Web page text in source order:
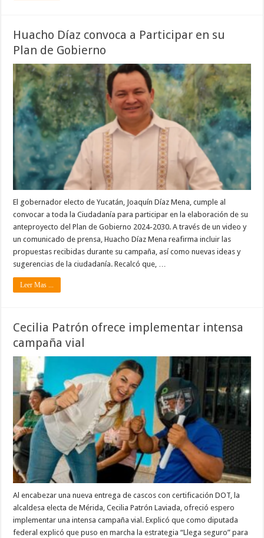
Huacho Díaz convoca a Participar en su
Plan de Gobierno
El gobernador electo de Yucatán, Joaquín Díaz Mena, cumple al
convocar a toda la Ciudadanía para participar en la elaboración de su
anteproyecto del Plan de Gobierno 2024-2030. A través de un video y
un comunicado de prensa, Huacho Díaz Mena reafirma incluir las
propuestas recibidas durante su campaña, así como nuevas ideas y
sugerencias de la ciudadanía. Recalcó que, …
Leer Mas ...
Cecilia Patrón ofrece implementar intensa
campaña vial
Al encabezar una nueva entrega de cascos con certificación DOT, la
alcaldesa electa de Mérida, Cecilia Patrón Laviada, ofreció espero
implementar una intensa campaña vial. Explicó que como diputada
federal explicó que puso en marcha la estrategia “Llega seguro” para